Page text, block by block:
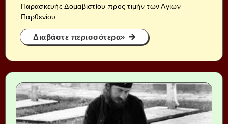
Παρασκευής Δομαβιστίου προς τιμήν των Αγίων
Παρθενίου…
Διαβάστε περισσότερα»